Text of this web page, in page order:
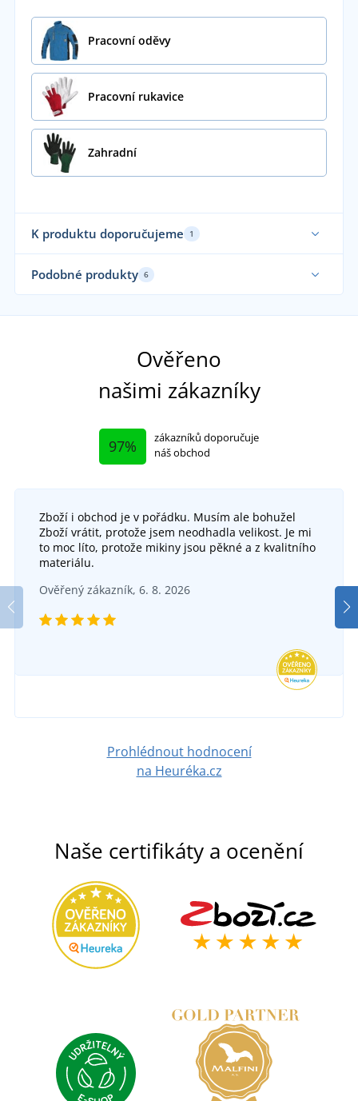
Pracovní oděvy
Pracovní rukavice
Zahradní
K produktu doporučujeme 1
Zimní pracovní rukavice SALANGANA WINTER
SKLADEM
Podobné produkty 6
Polomáčené pracovní rukavice BRITA
12 Kč
Ověřeno
našimi zákazníky
97%
zákazníků doporučuje
náš obchod
Zboží i obchod je v pořádku. Musím ale bohužel
Zboží vrátit, protože jsem neodhadla velikost. Je mi
to moc líto, protože mikiny jsou pěkné a z kvalitního
materiálu.
Ověřený zákazník, 6. 8. 2026
Prohlédnout hodnocení
na Heuréka.cz
Naše certifikáty a ocenění